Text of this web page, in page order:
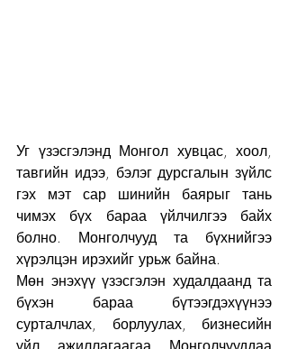
Уг үзэсгэлэнд Монгол хувцас, хоол,
тавгийн идээ, бэлэг дурсгалын зүйлс
гэх мэт сар шинийн баярыг тань
чимэх бүх бараа үйлчилгээ байх
болно. Монголчууд та бүхнийгээ
хүрэлцэн ирэхийг урьж байна.
Мөн энэхүү үзэсгэлэн худалдаанд та
бүхэн бараа бүтээгдэхүүнээ
сурталчлах, борлуулах, бизнесийн